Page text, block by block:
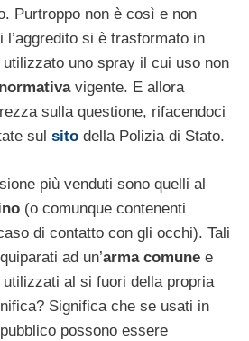
Purtroppo non è così e non
si è trasformato in
uno spray il cui uso non
normativavigente. E allora
sulla questione, rifacendoci
sul sito della Polizia di Stato.
più venduti sono quelli al
(o comunque contenenti
di contatto con gli occhi). Tali
ad un’arma comune e
al si fuori della propria
Significa che se usati in
possono essere